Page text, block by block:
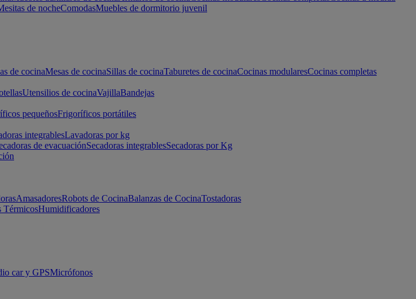
de nocheComodasMuebles de dormitorio juvenil
de cocinaMesas de cocinaSillas de cocinaTaburetes de cocinaCocinas modularesCocinas completas
Utensilios de cocinaVajillaBandejas
pequeñosFrigoríficos portátiles
integrablesLavadoras por kg
de evacuaciónSecadoras integrablesSecadoras por Kg
AmasadoresRobots de CocinaBalanzas de CocinaTostadoras
TérmicosHumidificadores
car y GPSMicrófonos